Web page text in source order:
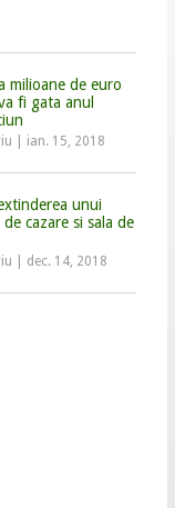
milioane de euro
fi gata anul
ian. 15, 2018
unui
cazare si sala de
dec. 14, 2018